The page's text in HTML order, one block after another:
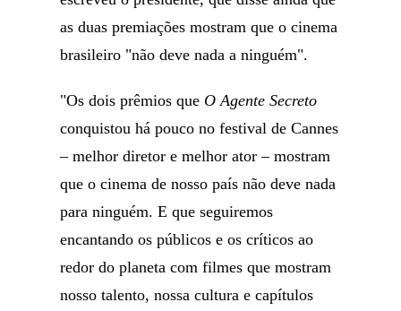
as duas premiações mostram que o cinema
brasileiro "não deve nada a ninguém".
"Os dois prêmios que O Agente Secreto
conquistou há pouco no festival de Cannes
– melhor diretor e melhor ator – mostram
que o cinema de nosso país não deve nada
para ninguém. E que seguiremos
encantando os públicos e os críticos ao
redor do planeta com filmes que mostram
nosso talento, nossa cultura e capítulos